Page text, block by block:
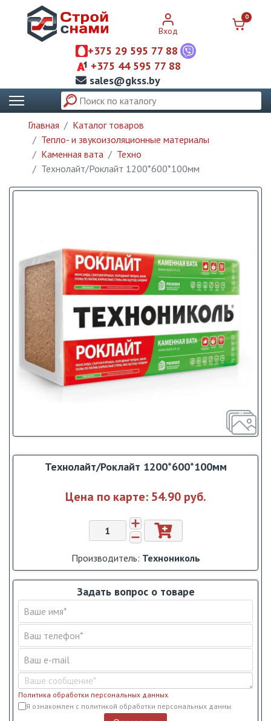
+375 29 595 77 88
+375 44 595 77 88
sales@gkss.by
Вход
0
Главная
Каталог товаров
Тепло- и звукоизоляционные материалы
Каменная вата
Техно
Технолайт/Роклайт 1200*600*100мм
Технолайт/Роклайт 1200*600*100мм
Цена по карте: 54.90 pуб.
Производитель: Технониколь
Задать вопрос о товаре
Политика обработки персональных данных.
Условия обслуживания*
Я ознакомлен с политикой обработки персональных данны.